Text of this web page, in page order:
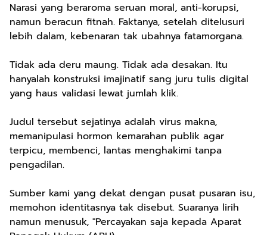
Narasi yang beraroma seruan moral, anti-korupsi,
namun beracun fitnah. Faktanya, setelah ditelusuri
lebih dalam, kebenaran tak ubahnya fatamorgana.
Tidak ada deru maung. Tidak ada desakan. Itu
hanyalah konstruksi imajinatif sang juru tulis digital
yang haus validasi lewat jumlah klik.
Judul tersebut sejatinya adalah virus makna,
memanipulasi hormon kemarahan publik agar
terpicu, membenci, lantas menghakimi tanpa
pengadilan.
Sumber kami yang dekat dengan pusat pusaran isu,
memohon identitasnya tak disebut. Suaranya lirih
namun menusuk, "Percayakan saja kepada Aparat